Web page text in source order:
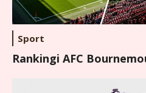
Sport
Rankingi AFC